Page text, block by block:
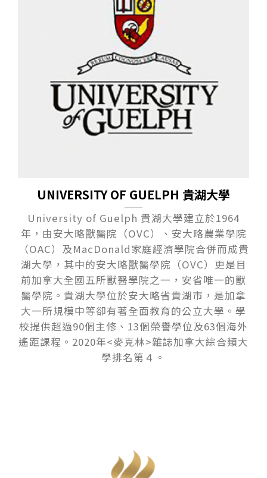
UNIVERSITY OF GUELPH 貴湖大學
University of Guelph 貴湖大學建立於1964
年，由安大略獸醫院（OVC）、安大略農業學院
（OAC）及MacDonald家庭經濟學院合併而成貴
湖大學，其中的安大略獸醫學院（OVC）更是目
前加拿大全國五所獸醫學院之一，安省唯一的獸
醫學院。貴湖大學位於安大略省貴湖市，是加拿
大一所規模中等卻有著全面教育的公立大學。學
校提供超過90個主修、13個榮譽學位及63個海外
遙距課程。2020年<麥克林>雜誌加拿大綜合類大
學排名第４。